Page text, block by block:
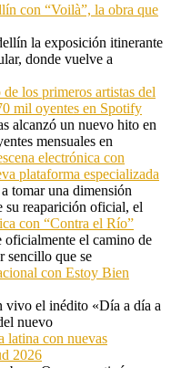
con “Voilà”, la obra que
la exposición itinerante
donde vuelve a
los primeros artistas del
mil oyentes en Spotify
alcanzó un nuevo hito en
mensuales en
electrónica con
plataforma especializada
tomar una dimensión
su reaparición oficial, el
con “Contra el Río”
el camino de
sencillo que se
con Estoy Bien
vivo el inédito «Día a día a
nuevo
latina con nuevas
2026